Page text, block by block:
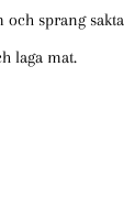
sprang
laga mat.